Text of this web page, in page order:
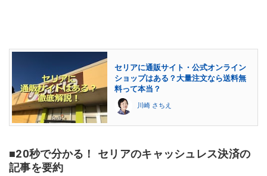
セリアに通販サイト・公式オンライン
ショップはある？大量注文なら送料無
料って本当？
川崎 さちえ
■20秒で分かる！ セリアのキャッシュレス決済の
記事を要約